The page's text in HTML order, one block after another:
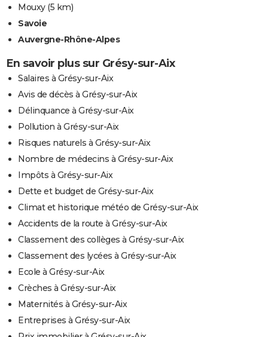
Mouxy(5 km)
Savoie
Auvergne-Rhône-Alpes
En savoir plus sur Grésy-sur-Aix
Salaires à Grésy-sur-Aix
Avis de décès à Grésy-sur-Aix
Délinquance à Grésy-sur-Aix
Pollution à Grésy-sur-Aix
Risques naturels à Grésy-sur-Aix
Nombre de médecins à Grésy-sur-Aix
Impôts à Grésy-sur-Aix
Dette et budget de Grésy-sur-Aix
Climat et historique météo de Grésy-sur-Aix
Accidents de la route à Grésy-sur-Aix
Classement des collèges à Grésy-sur-Aix
Classement des lycées à Grésy-sur-Aix
Ecole à Grésy-sur-Aix
Crèches à Grésy-sur-Aix
Maternités à Grésy-sur-Aix
Entreprises à Grésy-sur-Aix